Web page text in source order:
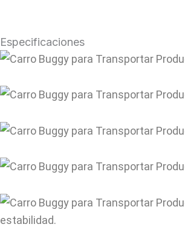
Especificaciones
estabilidad.